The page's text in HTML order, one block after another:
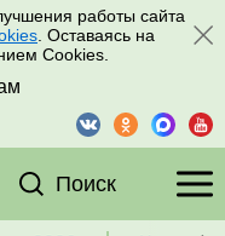
работы сайта
. Оставаясь на
Cookies.
Поиск